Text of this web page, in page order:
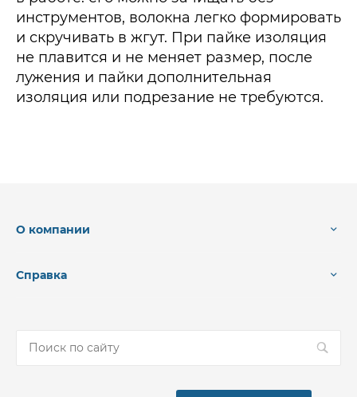
инструментов, волокна легко формировать
и скручивать в жгут. При пайке изоляция
не плавится и не меняет размер, после
лужения и пайки дополнительная
изоляция или подрезание не требуются.
О компании
Справка